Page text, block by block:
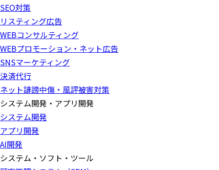
SEO対策
リスティング広告
WEBコンサルティング
WEBプロモーション・ネット広告
SNSマーケティング
決済代行
ネット誹謗中傷・風評被害対策
システム開発・アプリ開発
システム開発
アプリ開発
AI開発
システム・ソフト・ツール